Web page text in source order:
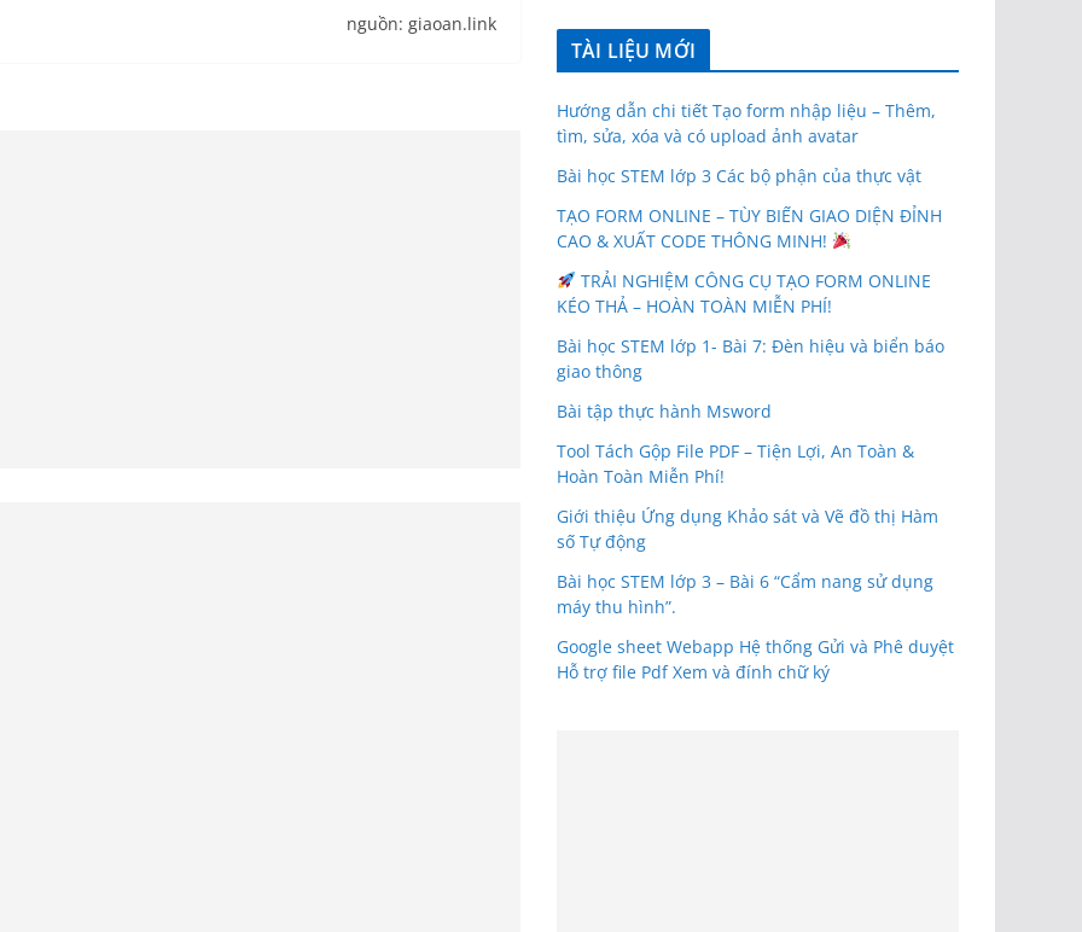
nguồn: giaoan.link
TÀI LIỆU MỚI
Hướng dẫn chi tiết Tạo form nhập liệu – Thêm,
tìm, sửa, xóa và có upload ảnh avatar
Bài học STEM lớp 3 Các bộ phận của thực vật
TẠO FORM ONLINE – TÙY BIẾN GIAO DIỆN ĐỈNH
CAO & XUẤT CODE THÔNG MINH!
TRẢI NGHIỆM CÔNG CỤ TẠO FORM ONLINE
KÉO THẢ – HOÀN TOÀN MIỄN PHÍ!
Bài học STEM lớp 1- Bài 7: Đèn hiệu và biển báo
giao thông
Bài tập thực hành Msword
Tool Tách Gộp File PDF – Tiện Lợi, An Toàn &
Hoàn Toàn Miễn Phí!
Giới thiệu Ứng dụng Khảo sát và Vẽ đồ thị Hàm
số Tự động
Bài học STEM lớp 3 – Bài 6 “Cẩm nang sử dụng
máy thu hình”.
Google sheet Webapp Hệ thống Gửi và Phê duyệt
Hỗ trợ file Pdf Xem và đính chữ ký